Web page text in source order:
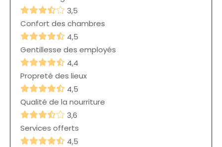
3,5
Confort des chambres
4,5
Gentillesse des employés
4,4
Propreté des lieux
4,5
Qualité de la nourriture
3,6
Services offerts
4,5